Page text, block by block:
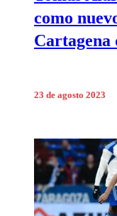
como
Cartagena
23 de agosto 2023